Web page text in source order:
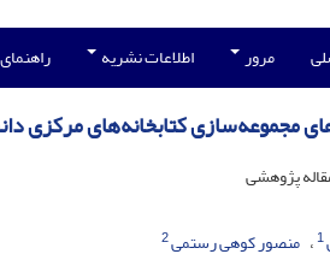
مرور اطلاعات نشریه
مجموعه‌سازی کتابخانه‌های مرکزی
پژوهشی
1 منصور کوهی رستمی2